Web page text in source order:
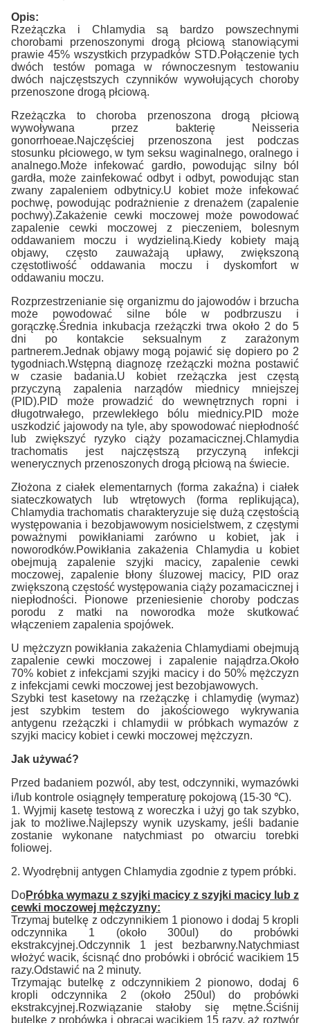
Opis:
Rzeżączka i Chlamydia są bardzo powszechnymi
chorobami przenoszonymi drogą płciową stanowiącymi
prawie 45% wszystkich przypadków STD.Połączenie tych
dwóch testów pomaga w równoczesnym testowaniu
dwóch najczęstszych czynników wywołujących choroby
przenoszone drogą płciową.
Rzeżączka to choroba przenoszona drogą płciową
wywoływana przez bakterię Neisseria
gonorrhoeae.Najczęściej przenoszona jest podczas
stosunku płciowego, w tym seksu waginalnego, oralnego i
analnego.Może infekować gardło, powodując silny ból
gardła, może zainfekować odbyt i odbyt, powodując stan
zwany zapaleniem odbytnicy.U kobiet może infekować
pochwę, powodując podrażnienie z drenażem (zapalenie
pochwy).Zakażenie cewki moczowej może powodować
zapalenie cewki moczowej z pieczeniem, bolesnym
oddawaniem moczu i wydzieliną.Kiedy kobiety mają
objawy, często zauważają upławy, zwiększoną
częstotliwość oddawania moczu i dyskomfort w
oddawaniu moczu.
Rozprzestrzenianie się organizmu do jajowodów i brzucha
może powodować silne bóle w podbrzuszu i
gorączkę.Średnia inkubacja rzeżączki trwa około 2 do 5
dni po kontakcie seksualnym z zarażonym
partnerem.Jednak objawy mogą pojawić się dopiero po 2
tygodniach.Wstępną diagnozę rzeżączki można postawić
w czasie badania.U kobiet rzeżączka jest częstą
przyczyną zapalenia narządów miednicy mniejszej
(PID).PID może prowadzić do wewnętrznych ropni i
długotrwałego, przewlekłego bólu miednicy.PID może
uszkodzić jajowody na tyle, aby spowodować niepłodność
lub zwiększyć ryzyko ciąży pozamacicznej.Chlamydia
trachomatis jest najczęstszą przyczyną infekcji
wenerycznych przenoszonych drogą płciową na świecie.
Złożona z ciałek elementarnych (forma zakaźna) i ciałek
siateczkowatych lub wtrętowych (forma replikująca),
Chlamydia trachomatis charakteryzuje się dużą częstością
występowania i bezobjawowym nosicielstwem, z częstymi
poważnymi powikłaniami zarówno u kobiet, jak i
noworodków.Powikłania zakażenia Chlamydia u kobiet
obejmują zapalenie szyjki macicy, zapalenie cewki
moczowej, zapalenie błony śluzowej macicy, PID oraz
zwiększoną częstość występowania ciąży pozamacicznej i
niepłodności. Pionowe przeniesienie choroby podczas
porodu z matki na noworodka może skutkować
włączeniem zapalenia spojówek.
U mężczyzn powikłania zakażenia Chlamydiami obejmują
zapalenie cewki moczowej i zapalenie najądrza.Około
70% kobiet z infekcjami szyjki macicy i do 50% mężczyzn
z infekcjami cewki moczowej jest bezobjawowych.
Szybki test kasetowy na rzeżączkę i chlamydię (wymaz)
jest szybkim testem do jakościowego wykrywania
antygenu rzeżączki i chlamydii w próbkach wymazów z
szyjki macicy kobiet i cewki moczowej mężczyzn.
Jak używać?
Przed badaniem pozwól, aby test, odczynniki, wymazówki
i/lub kontrole osiągnęły temperaturę pokojową (15-30 ℃).
1. Wyjmij kasetę testową z woreczka i użyj go tak szybko,
jak to możliwe.Najlepszy wynik uzyskamy, jeśli badanie
zostanie wykonane natychmiast po otwarciu torebki
foliowej.
2. Wyodrębnij antygen Chlamydia zgodnie z typem próbki.
DoPróbka wymazu z szyjki macicy z szyjki macicy lub z
cewki moczowej mężczyzny:
Trzymaj butelkę z odczynnikiem 1 pionowo i dodaj 5 kropli
odczynnika 1 (około 300ul) do probówki
ekstrakcyjnej.Odczynnik 1 jest bezbarwny.Natychmiast
włożyć wacik, ścisnąć dno probówki i obrócić wacikiem 15
razy.Odstawić na 2 minuty.
Trzymając butelkę z odczynnikiem 2 pionowo, dodaj 6
kropli odczynnika 2 (około 250ul) do probówki
ekstrakcyjnej.Rozwiązanie stałoby się mętne.Ściśnij
butelkę z probówką i obracaj wacikiem 15 razy, aż roztwór